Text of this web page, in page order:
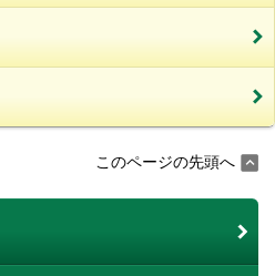
このページの先頭へ